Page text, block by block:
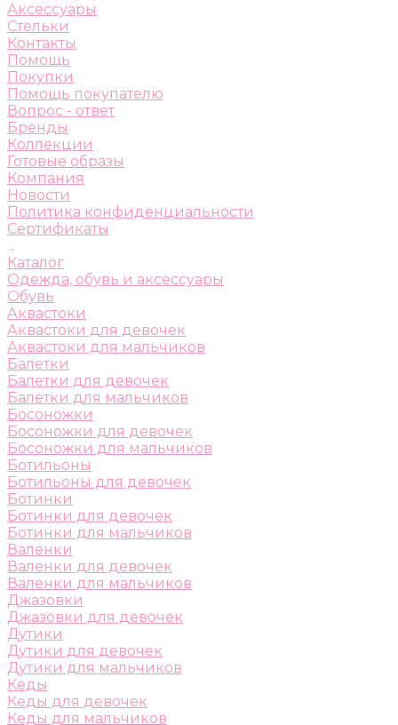
Аксессуары
Стельки
Контакты
Помощь
Покупки
Помощь покупателю
Вопрос - ответ
Бренды
Коллекции
Готовые образы
Компания
Новости
Политика конфиденциальности
Сертификаты
...
Каталог
Одежда, обувь и аксессуары
Обувь
Аквастоки
Аквастоки для девочек
Аквастоки для мальчиков
Балетки
Балетки для девочек
Балетки для мальчиков
Босоножки
Босоножки для девочек
Босоножки для мальчиков
Ботильоны
Ботильоны для девочек
Ботинки
Ботинки для девочек
Ботинки для мальчиков
Валенки
Валенки для девочек
Валенки для мальчиков
Джазовки
Джазовки для девочек
Дутики
Дутики для девочек
Дутики для мальчиков
Кеды
Кеды для девочек
Кеды для мальчиков